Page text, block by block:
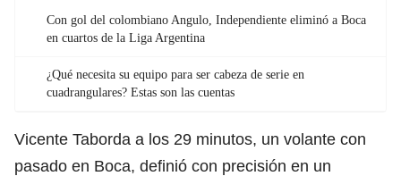
Con gol del colombiano Angulo, Independiente eliminó a Boca
en cuartos de la Liga Argentina
¿Qué necesita su equipo para ser cabeza de serie en
cuadrangulares? Estas son las cuentas
Vicente Taborda a los 29 minutos, un volante con
pasado en Boca, definió con precisión en un